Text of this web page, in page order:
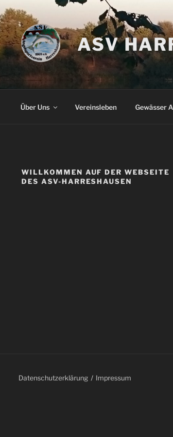
ASV
Über Uns Vereinsleben Gewässer
WILLKOMMEN AUF DER WEBSEITE
DES ASV-HARRESHAUSEN
Datenschutzerklärung Impressum